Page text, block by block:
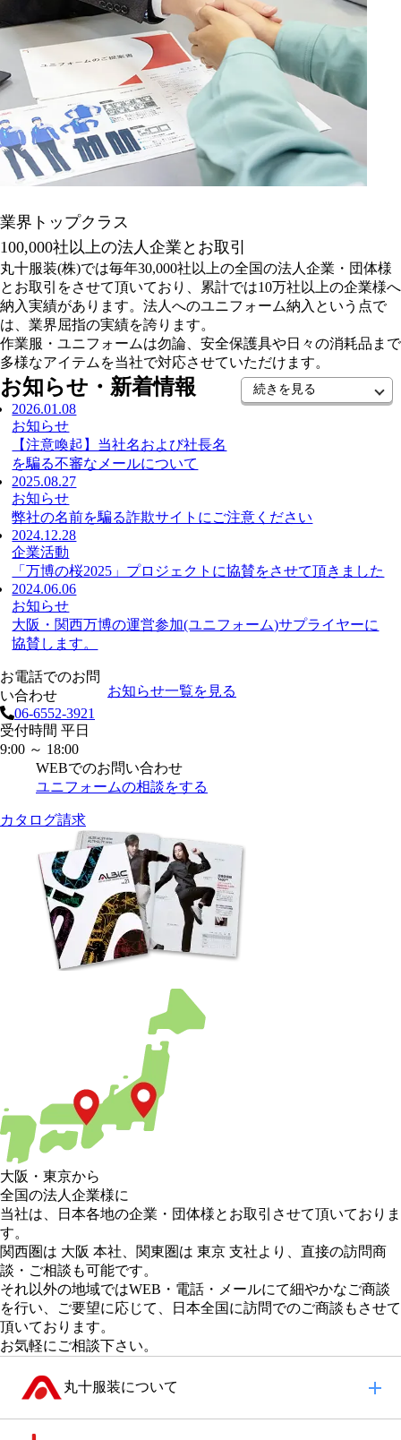
業界トップクラス
100,000社以上の法人企業とお取引
丸十服装(株)では毎年30,000社以上の全国の法人企業・団体様
とお取引をさせて頂いており、累計では10万社以上の企業様へ
納入実績があります。法人へのユニフォーム納入という点で
は、業界屈指の実績を誇ります。
作業服・ユニフォームは勿論、安全保護具や日々の消耗品まで
多様なアイテムを当社で対応させていただけます。
続きを見る
お知らせ・新着情報
2026.01.08
お知らせ
【注意喚起】当社名および社長名
を騙る不審なメールについて
2025.08.27
お知らせ
弊社の名前を騙る詐欺サイトにご注意ください
2024.12.28
企業活動
「万博の桜2025」プロジェクトに協賛をさせて頂きました
2024.06.06
お知らせ
大阪・関西万博の運営参加(ユニフォーム)サプライヤーに
協賛します。
お知らせ一覧を見る
お電話でのお問
い合わせ
06-6552-3921
受付時間 平日
9:00 ～ 18:00
WEBでのお問い合わせ
ユニフォームの相談をする
カタログ請求
大阪 ・ 東京から
全国の法人企業様に
当社は、日本各地の企業・団体様とお取引させて頂いておりま
す。
関西圏は 大阪 本社
関東圏は 東京 支社より、直接の訪問商
談・ご相談も可能です。
それ以外の地域ではWEB・電話・メールにて細やかなご商談
を行い、
ご要望に応じて、日本全国に訪問でのご商談もさせて
頂いております。
お気軽にご相談下さい。
丸十服装について